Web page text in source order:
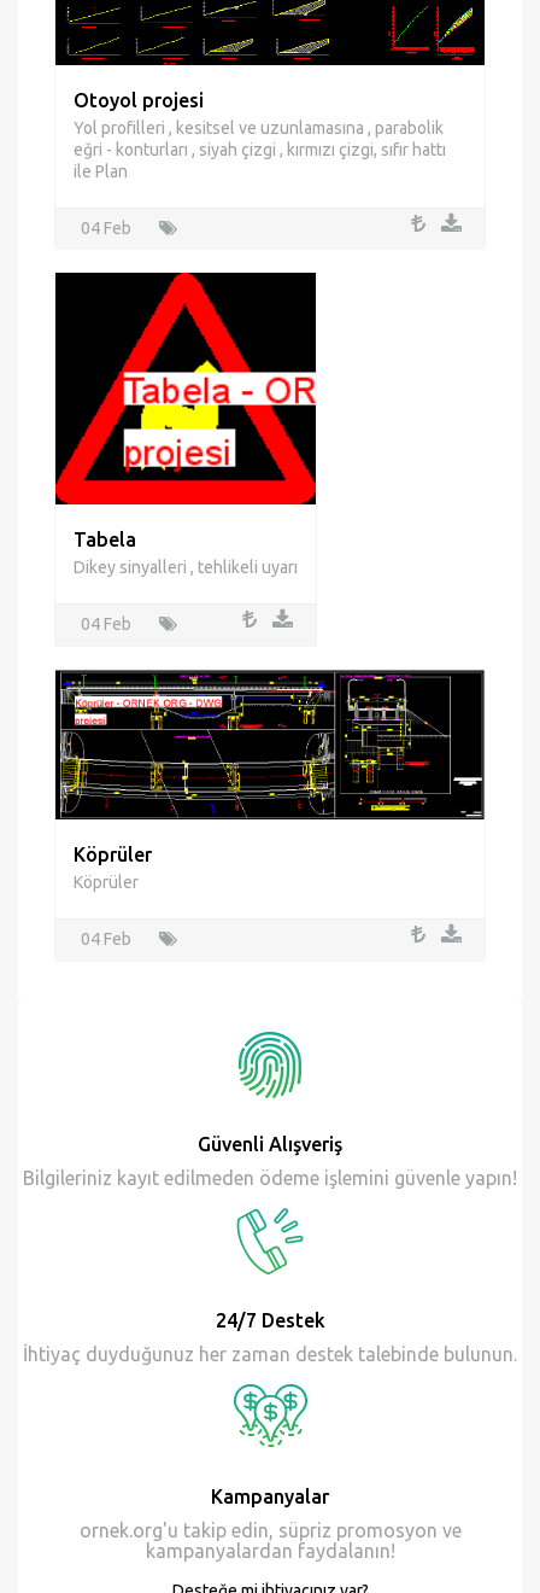
Otoyol projesi
Yol profilleri , kesitsel ve uzunlamasına , parabolik
eğri - konturları , siyah çizgi , kırmızı çizgi, sıfır hattı
ile Plan
04 Feb
Tabela
Dikey sinyalleri , tehlikeli uyarı
04 Feb
Köprüler
Köprüler
04 Feb
Güvenli Alışveriş
Bilgileriniz kayıt edilmeden ödeme işlemini güvenle yapın!
24/7 Destek
İhtiyaç duyduğunuz her zaman destek talebinde bulunun.
Kampanyalar
ornek.org'u takip edin, süpriz promosyon ve
kampanyalardan faydalanın!